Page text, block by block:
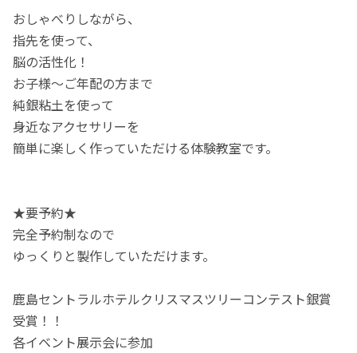
おしゃべりしながら、
指先を使って、
脳の活性化！
お子様〜ご年配の方まで
純銀粘土を使って
身近なアクセサリーを
簡単に楽しく作っていただける体験教室です。
★要予約★
完全予約制なので
ゆっくりと製作していただけます。
鹿島セントラルホテルクリスマスツリーコンテスト銀賞
受賞！！
各イベント展示会に参加